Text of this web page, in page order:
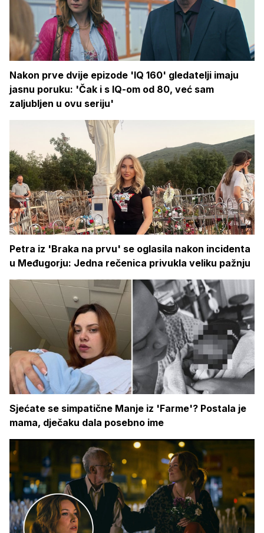
Nakon prve dvije epizode 'IQ 160' gledatelji imaju
jasnu poruku: 'Čak i s IQ-om od 80, već sam
zaljubljen u ovu seriju'
Petra iz 'Braka na prvu' se oglasila nakon incidenta
u Međugorju: Jedna rečenica privukla veliku pažnju
Sjećate se simpatične Manje iz 'Farme'? Postala je
mama, dječaku dala posebno ime